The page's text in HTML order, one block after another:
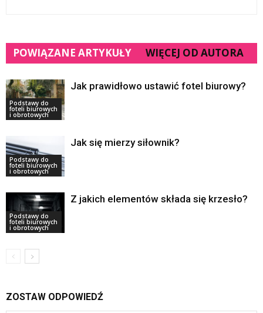
POWIĄZANE ARTYKUŁY WIĘCEJ OD AUTORA
Podstawy do
foteli biurowych
i obrotowych
Jak prawidłowo ustawić fotel biurowy?
Podstawy do
foteli biurowych
i obrotowych
Jak się mierzy siłownik?
Podstawy do
foteli biurowych
i obrotowych
Z jakich elementów składa się krzesło?
ZOSTAW ODPOWIEDŹ